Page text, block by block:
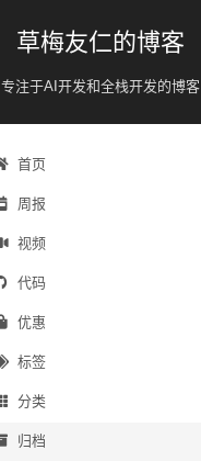
草梅友仁的博客
专注于AI开发和全栈开发的博客
首页
周报
视频
代码
优惠
标签
分类
归档